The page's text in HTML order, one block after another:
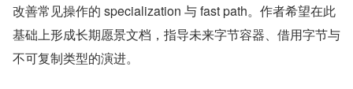
改善常见操作的 specialization 与 fast path。作者希望在此
基础上形成长期愿景文档，指导未来字节容器、借用字节与
不可复制类型的演进。